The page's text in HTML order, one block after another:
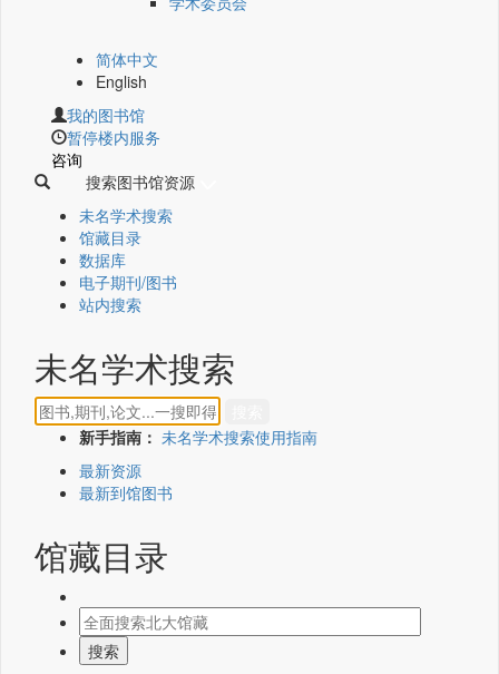
简体中文
English
我的图书馆
暂停楼内服务
咨询
搜索图书馆资源
未名学术搜索
馆藏目录
数据库
电子期刊/图书
站内搜索
未名学术搜索
新手指南： 未名学术搜索使用指南
最新资源
最新到馆图书
馆藏目录